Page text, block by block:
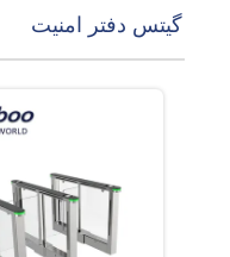
گیتس دفتر امنیت